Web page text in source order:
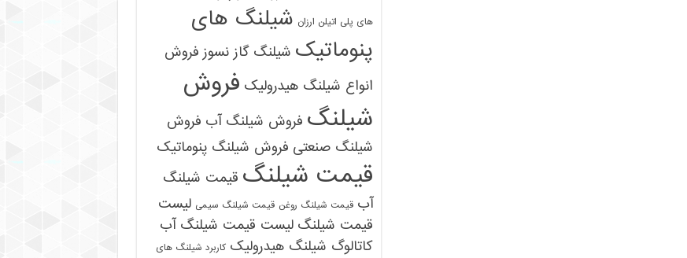
های پلی اتیلن ارزان شیلنگ های
پنوماتیک شیلنگ گاز نسوز فروش
انواع شیلنگ هیدرولیک فروش
شیلنگ فروش شیلنگ آب فروش
شیلنگ صنعتی فروش شیلنگ پنوماتیک
قیمت شیلنگ قیمت شیلنگ
آب قیمت شیلنگ روغن قیمت شیلنگ سیمی لیست
قیمت شیلنگ لیست قیمت شیلنگ آب
کاتالوگ شیلنگ هیدرولیک کاربرد شیلنگ های